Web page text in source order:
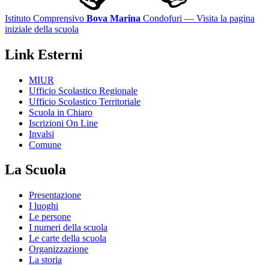
Istituto Comprensivo Bova Marina Condofuri — Visita la pagina
iniziale della scuola
Link Esterni
MIUR
Ufficio Scolastico Regionale
Ufficio Scolastico Territoriale
Scuola in Chiaro
Iscrizioni On Line
Invalsi
Comune
La Scuola
Presentazione
I luoghi
Le persone
I numeri della scuola
Le carte della scuola
Organizzazione
La storia